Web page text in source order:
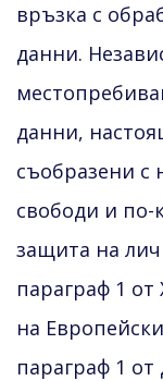
връзка с
данни.
данни,
съобразени с
свободи и
защита на
параграф 1
на
параграф 1